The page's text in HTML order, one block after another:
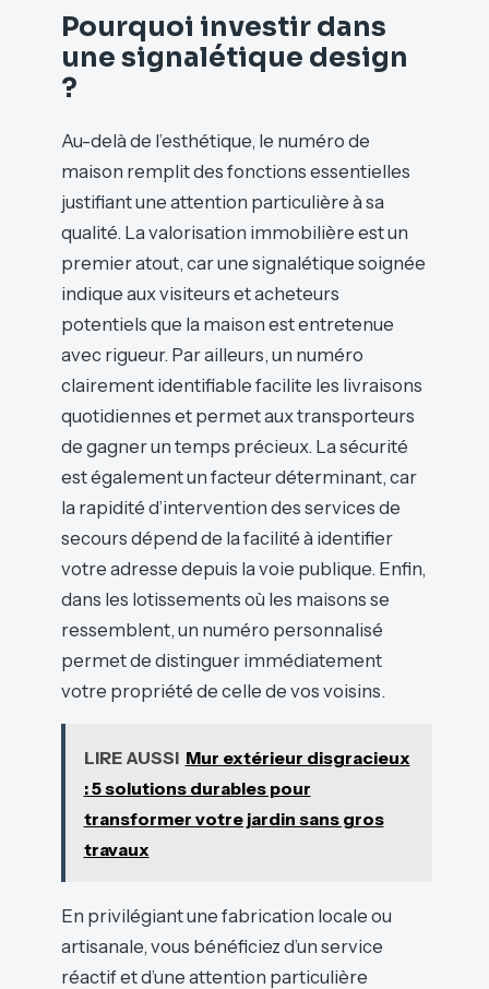
Pourquoi investir dans
une signalétique design
?
Au-delà de l’esthétique, le numéro de
maison remplit des fonctions essentielles
justifiant une attention particulière à sa
qualité. La valorisation immobilière est un
premier atout, car une signalétique soignée
indique aux visiteurs et acheteurs
potentiels que la maison est entretenue
avec rigueur. Par ailleurs, un numéro
clairement identifiable facilite les livraisons
quotidiennes et permet aux transporteurs
de gagner un temps précieux. La sécurité
est également un facteur déterminant, car
la rapidité d’intervention des services de
secours dépend de la facilité à identifier
votre adresse depuis la voie publique. Enfin,
dans les lotissements où les maisons se
ressemblent, un numéro personnalisé
permet de distinguer immédiatement
votre propriété de celle de vos voisins.
LIRE AUSSI Mur extérieur disgracieux
: 5 solutions durables pour
transformer votre jardin sans gros
travaux
En privilégiant une fabrication locale ou
artisanale, vous bénéficiez d’un service
réactif et d’une attention particulière